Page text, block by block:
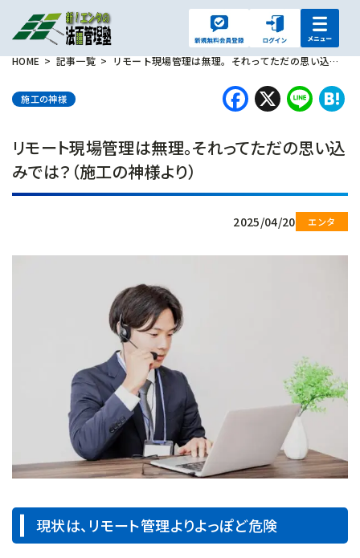
HOME 記事一覧 リモート現場管理は無理。それってただの思い込みでは？（施工の神様より）
施工の神様 X
リモート現場管理は無理。それってただの思い込
みでは？（施工の神様より）
2025/04/20
現状は、リモート管理よりよっぽど危険